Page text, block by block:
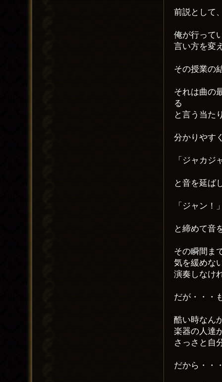
前説として
俺が行って
言い方を変
その授業の
それは曲の
る
と言う当た
分かりやす
「ジャカジ
と音を延ば
「ジャン！
と締めて音
その瞬間ま
気を緩めな
演奏しなけ
だが・・・
酷い時なん
楽器の人達
さっさと自
だから・・